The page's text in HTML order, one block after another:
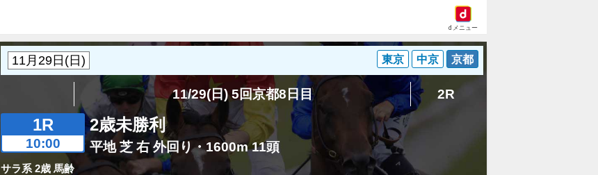
dメニュー
東京 中京 京都
11/29(日) 5回京都8日目 2R
1R
10:00
2歳未勝利
平地 芝 右 外回り・1600m 11頭
サラ系 2歳 馬齢